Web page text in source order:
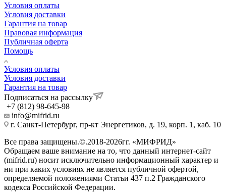
Условия оплаты
Условия доставки
Гарантия на товар
Правовая информация
Публичная оферта
Помощь
Условия оплаты
Условия доставки
Гарантия на товар
Подписаться на рассылку
+7 (812) 98-645-98
info@mifrid.ru
г. Санкт-Петербург, пр-кт Энергетиков, д. 19, корп. 1, каб. 10
Все права защищены.©.2018-2026гг. «МИФРИД»
Обращаем ваше внимание на то, что данный интернет-сайт
(mifrid.ru) носит исключительно информационный характер и
ни при каких условиях не является публичной офертой,
определяемой положениями Статьи 437 п.2 Гражданского
кодекса Российской Федерации.